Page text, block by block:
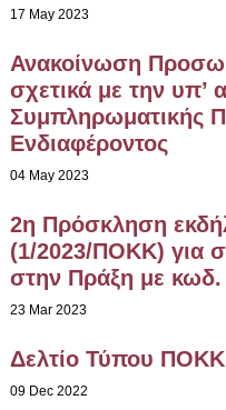
17 May 2023
Ανακοίνωση
σχετικά με την
Συμπληρωματικής
Ενδιαφέροντος
04 May 2023
2η Πρόσκληση
(1/2023/ΠΟΚΚ) για
στην Πράξη με
23 Mar 2023
Δελτίο Τύπου
09 Dec 2022